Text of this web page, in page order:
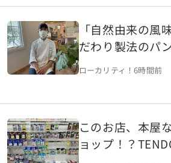
「自然由来の風
だわり製法のパ
続く老舗パン屋
ローカリティ！6時間前
このお店、本屋
ョップ！？